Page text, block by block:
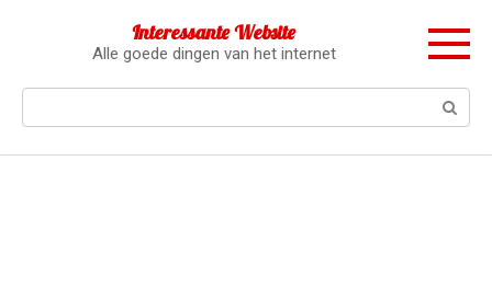
Interessante Website
Alle goede dingen van het internet